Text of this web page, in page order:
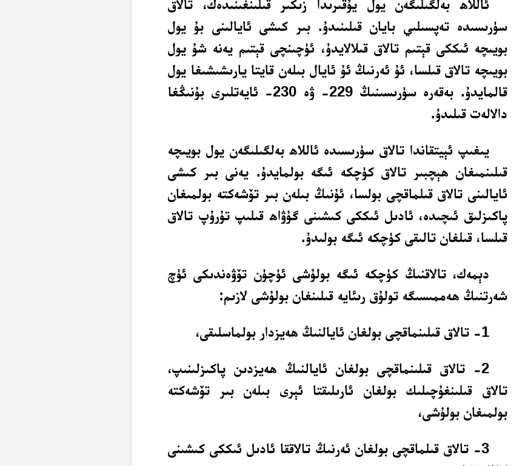
ئاللاھ بەلگىلىگەن يول يۇقىرىدا زىكىر قىلىنغىنىدەك، تالاق
سۈرىسىدە تەپسىلىي بايان قىلىنىدۇ. بىر كىشى ئايالىنى بۇ يول
بويىچە ئىككى قېتىم تالاق قىلالايدۇ، ئۈچىنچى قېتىم يەنە شۇ يول
بويىچە تالاق قىلسا، ئۇ ئەرنىڭ ئۇ ئايال بىلەن قايتا يارىشىشىغا يول
قالمايدۇ. بەقەرە سۈرىسىنىڭ 229- ۋە 230- ئايەتلىرى بۇنىڭغا
دالالەت قىلىدۇ.
يىغىپ ئېيتقاندا تالاق سۈرىسىدە ئاللاھ بەلگىلىگەن يول بويىچە
قىلىنمىغان ھېچبىر تالاق كۈچكە ئىگە بولمايدۇ. يەنى بىر كىشى
ئايالىنى تالاق قىلماقچى بولسا، ئۇنىڭ بىلەن بىر تۆشەكتە بولمىغان
پاكىزلىق ئىچىدە، ئادىل ئىككى كىشىنى گۇۋاھ قىلىپ تۇرۇپ تالاق
قىلسا، قىلغان تالىقى كۈچكە ئىگە بولىدۇ.
دېمەك، تالاقنىڭ كۈچكە ئىگە بولۇشى ئۈچۈن تۆۋەندىكى ئۈچ
شەرتنىڭ ھەممىسىگە تولۇق رىئايە قىلىنغان بولۇشى لازىم:
1- تالاق قىلىنماقچى بولغان ئايالنىڭ ھەيزدار بولماسلىقى،
2- تالاق قىلىنماقچى بولغان ئايالنىڭ ھەيزدىن پاكىزلىنىپ،
تالاق قىلىنغۇچىلىك بولغان ئارىلىقتا ئېرى بىلەن بىر تۆشەكتە
بولمىغان بولۇشى،
3- تالاق قىلماقچى بولغان ئەرنىڭ تالاققا ئادىل ئىككى كىشىنى